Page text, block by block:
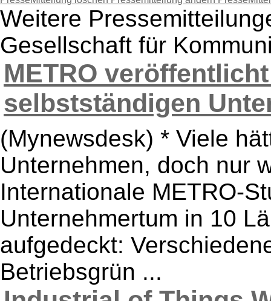
Weitere
Gesellschaft für
METRO
selbstständigen
(Mynewsdesk) * Viele
Unternehmen, doch nur
Internationale METRO-
Unternehmertum in 10
aufgedeckt:
Betriebsgrün ...